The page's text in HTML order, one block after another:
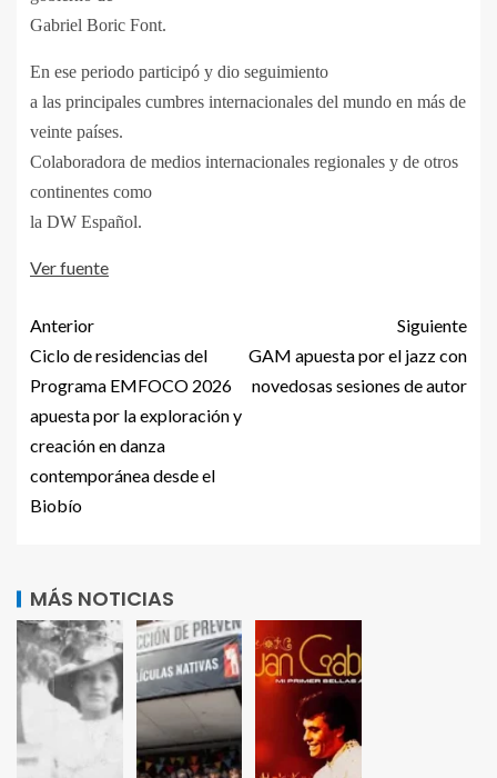
Gabriel Boric Font.
En ese periodo participó y dio seguimiento
a las principales cumbres internacionales del mundo en más de
veinte países.
Colaboradora de medios internacionales regionales y de otros
continentes como
la DW Español.
Ver fuente
Anterior
Ciclo de residencias del
Programa EMFOCO 2026
apuesta por la exploración y
creación en danza
contemporánea desde el
Biobío
Siguiente
GAM apuesta por el jazz con
novedosas sesiones de autor
MÁS NOTICIAS